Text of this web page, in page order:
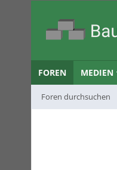
FOREN
Foren durchsuchen
MEDIEN